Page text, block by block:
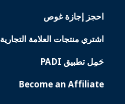
احجز إجازة غوص
اشتري منتجات العلامة التجارية
حَمِل تطبيق PADI
Become an Affiliate